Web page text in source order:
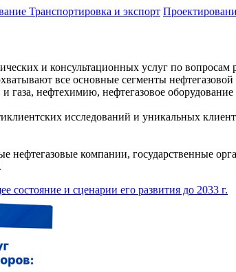
Транспортировка и экспорт
и консультационных услуг по
все основные сегменты
газа, нефтехимию, нефтегазовое
исследований и уникальных
нефтегазовые компании, государственные
состояние и сценарии его развития до 2033 г.